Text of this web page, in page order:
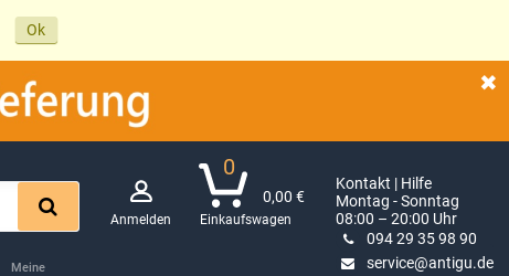
Ok
Anmelden
0
0,00 €
Einkaufswagen
Kontakt | Hilfe
Montag - Sonntag
08:00 – 20:00 Uhr
094 29 35 98 90
service@antigu.de
Meine